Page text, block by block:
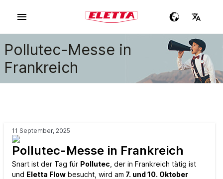
Pollutec-Messe in
Frankreich
11 September, 2025
Pollutec-Messe in Frankreich
Snart ist der Tag für Pollutec , der in Frankreich tätig ist
und Eletta Flow besucht, wird am 7. und 10. Oktober